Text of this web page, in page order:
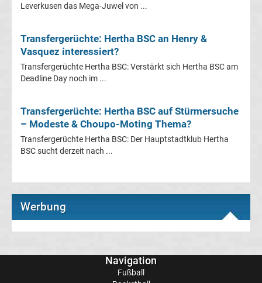
Transfergerüchte
Chemnitzer
FC
Transfergerüchte
Dresden
Leverkusen das Mega-Juwel von ...
Transfergerüchte: Hertha BSC an Henry &
Vasquez interessiert?
Transfergerüchte Hertha BSC: Verstärkt sich Hertha BSC am
Deadline Day noch im ...
Transfergerüchte: Hertha BSC auf Stürmersuche
– Modeste & Choupo-Moting Thema?
Transfergerüchte Hertha BSC: Der Hauptstadtklub Hertha
BSC sucht derzeit nach ...
Werbung
Navigation
Fußball